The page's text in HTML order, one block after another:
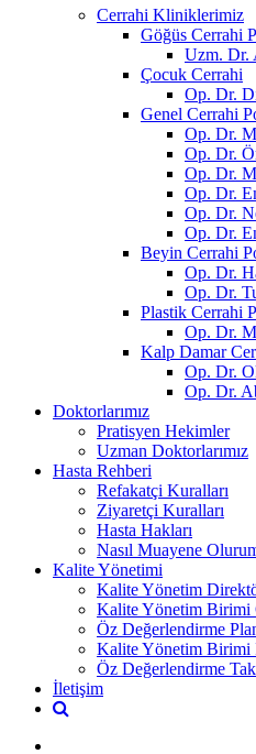
Cerrahi Kliniklerimiz
Göğüs Cerrahi
Uzm. Dr.
Çocuk Cerrahi
Op. Dr.
Genel Cerrahi
Op. Dr.
Op. Dr.
Op. Dr.
Op. Dr.
Op. Dr.
Op. Dr.
Beyin Cerrahi
Op. Dr.
Op. Dr.
Plastik Cerrahi
Op. Dr.
Kalp Damar
Op. Dr.
Op. Dr.
Doktorlarımız
Pratisyen Hekimler
Uzman Doktorlarımız
Hasta Rehberi
Refakatçi Kuralları
Ziyaretçi Kuralları
Hasta Hakları
Nasıl Muayene
Kalite Yönetimi
Kalite Yönetim
Kalite Yönetim Birimi
Öz Değerlendirme
Kalite Yönetim Birimi
Öz Değerlendirme
İletişim